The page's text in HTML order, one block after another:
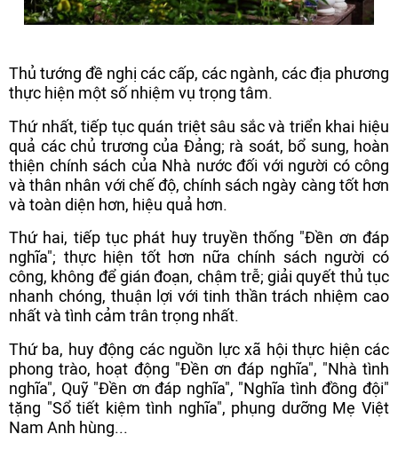
Thủ tướng đề nghị các cấp, các ngành, các địa phương
thực hiện một số nhiệm vụ trọng tâm.
Thứ nhất, tiếp tục quán triệt sâu sắc và triển khai hiệu
quả các chủ trương của Đảng; rà soát, bổ sung, hoàn
thiện chính sách của Nhà nước đối với người có công
và thân nhân với chế độ, chính sách ngày càng tốt hơn
và toàn diện hơn, hiệu quả hơn.
Thứ hai, tiếp tục phát huy truyền thống "Đền ơn đáp
nghĩa"; thực hiện tốt hơn nữa chính sách người có
công, không để gián đoạn, chậm trễ; giải quyết thủ tục
nhanh chóng, thuận lợi với tinh thần trách nhiệm cao
nhất và tình cảm trân trọng nhất.
Thứ ba, huy động các nguồn lực xã hội thực hiện các
phong trào, hoạt động "Đền ơn đáp nghĩa", "Nhà tình
nghĩa", Quỹ "Đền ơn đáp nghĩa", "Nghĩa tình đồng đội"
tặng "Sổ tiết kiệm tình nghĩa", phụng dưỡng Mẹ Việt
Nam Anh hùng...